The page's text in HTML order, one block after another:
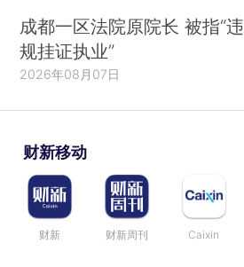
成都一区法院原院长 被指“违
规挂证执业”
2026年08月07日
财新移动
财新 财新周刊 Caixin